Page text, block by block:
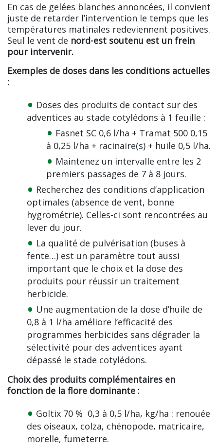
En cas de gelées blanches annoncées, il convient
juste de retarder l’intervention le temps que les
températures matinales redeviennent positives.
Seul le vent de nord-est soutenu est un frein
pour intervenir.
Exemples de doses dans les conditions actuelles
:
Doses des produits de contact sur des
adventices au stade cotylédons à 1 feuille :
Fasnet SC 0,6 l/ha + Tramat 500 0,15
à 0,25 l/ha + racinaire(s) + huile 0,5 l/ha.
Maintenez un intervalle entre les 2
premiers passages de 7 à 8 jours.
Recherchez des conditions d’application
optimales (absence de vent, bonne
hygrométrie). Celles-ci sont rencontrées au
lever du jour.
La qualité de pulvérisation (buses à
fente…) est un paramètre tout aussi
important que le choix et la dose des
produits pour réussir un traitement
herbicide.
Une augmentation de la dose d’huile de
0,8 à 1 l/ha améliore l’efficacité des
programmes herbicides sans dégrader la
sélectivité pour des adventices ayant
dépassé le stade cotylédons.
Choix des produits complémentaires en
fonction de la flore dominante :
Goltix 70 % 0,3 à 0,5 l/ha, kg/ha : renouée
des oiseaux, colza, chénopode, matricaire,
morelle, fumeterre.